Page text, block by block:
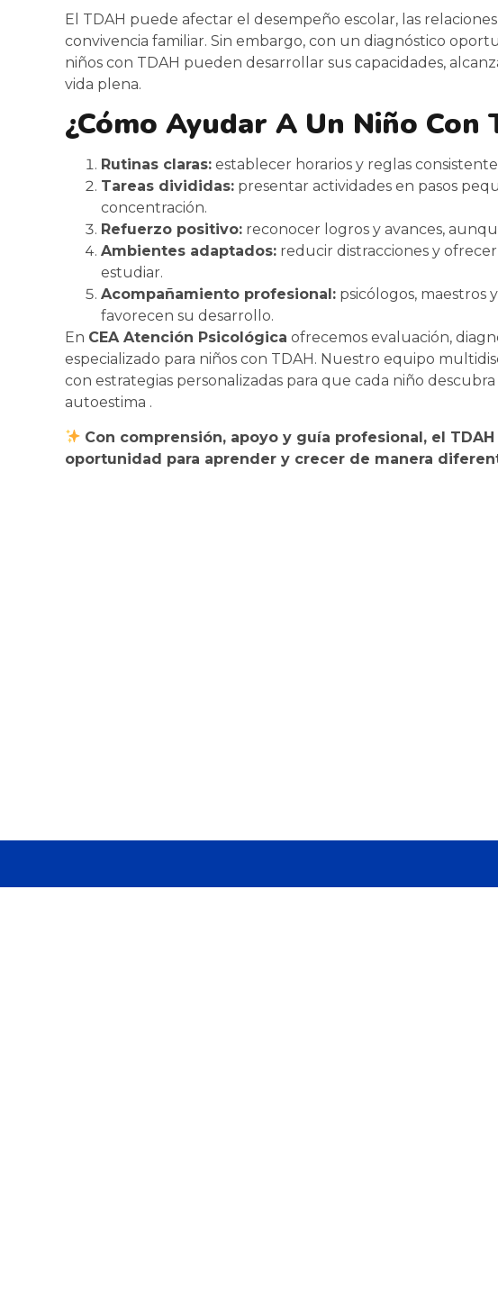
El TDAH puede afectar el desempeño escolar, las
convivencia familiar. Sin embargo, con un diagnóstico
niños con TDAH pueden desarrollar sus capacidades,
vida plena.
¿Cómo Ayudar A Un Niño Con
Rutinas claras: establecer horarios y reglas
Tareas divididas: presentar actividades en pasos
concentración.
Refuerzo positivo: reconocer logros y avances,
Ambientes adaptados: reducir distracciones y
estudiar.
Acompañamiento profesional: psicólogos, maestros
favorecen su desarrollo.
En CEA Atención Psicológica ofrecemos evaluación,
especializado para niños con TDAH. Nuestro equipo
con estrategias personalizadas para que cada niño
autoestima .
Con comprensión, apoyo y guía profesional, el
oportunidad para aprender y crecer de manera